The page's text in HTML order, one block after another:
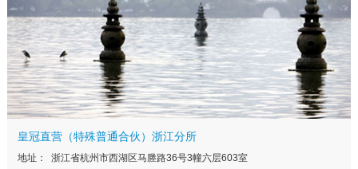
皇冠直营（特殊普通合伙）浙江分所
地址： 浙江省杭州市西湖区马塍路36号3幢六层603室